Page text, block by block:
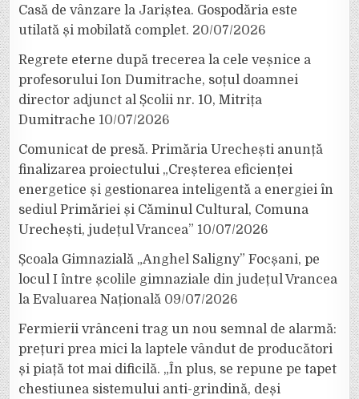
Casă de vânzare la Jariștea. Gospodăria este
utilată și mobilată complet. 20/07/2026
Regrete eterne după trecerea la cele veșnice a
profesorului Ion Dumitrache, soțul doamnei
director adjunct al Școlii nr. 10, Mitrița
Dumitrache 10/07/2026
Comunicat de presă. Primăria Urechești anunță
finalizarea proiectului „Creșterea eficienței
energetice și gestionarea inteligentă a energiei în
sediul Primăriei și Căminul Cultural, Comuna
Urechești, județul Vrancea” 10/07/2026
Școala Gimnazială „Anghel Saligny” Focșani, pe
locul I între școlile gimnaziale din județul Vrancea
la Evaluarea Națională 09/07/2026
Fermierii vrânceni trag un nou semnal de alarmă:
prețuri prea mici la laptele vândut de producători
și piață tot mai dificilă. „În plus, se repune pe tapet
chestiunea sistemului anti-grindină, deși